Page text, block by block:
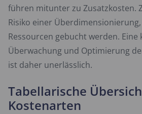
führen mitunter zu Zusatzkosten.
Risiko einer
Ressourcen gebucht werden.
Überwachung und Optimierung
ist daher unerlässlich.
Tabellarische
Kostenarten